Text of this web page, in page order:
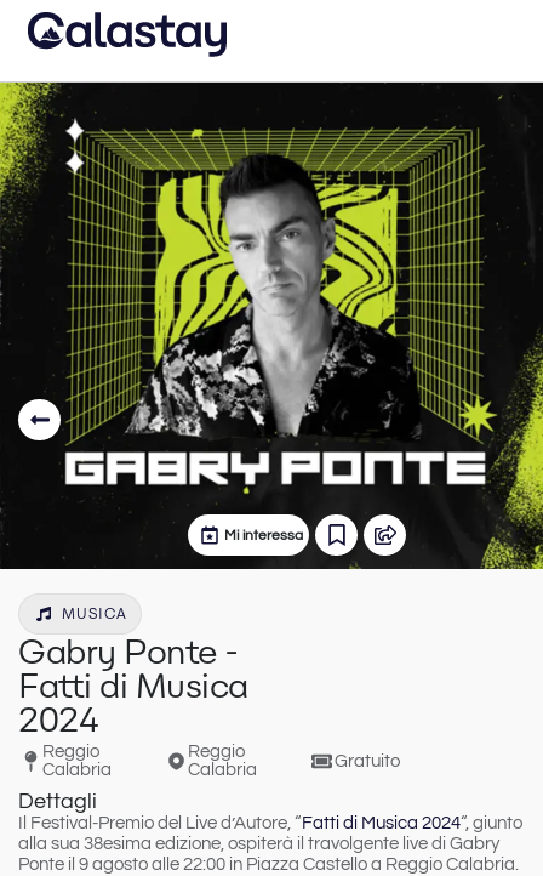
Mi interessa
MUSICA
Gabry Ponte -
Fatti di Musica
2024
Reggio
Calabria
Reggio
Calabria
Gratuito
Dettagli
Il Festival-Premio del Live d’Autore, “ Fatti di Musica 2024“, giunto
alla sua 38esima edizione, ospiterà il travolgente live di Gabry
Ponte il 9 agosto alle 22:00 in Piazza Castello a Reggio Calabria.